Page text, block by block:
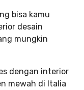
bisa kamu
desain
mungkin
dengan interior
mewah di Italia